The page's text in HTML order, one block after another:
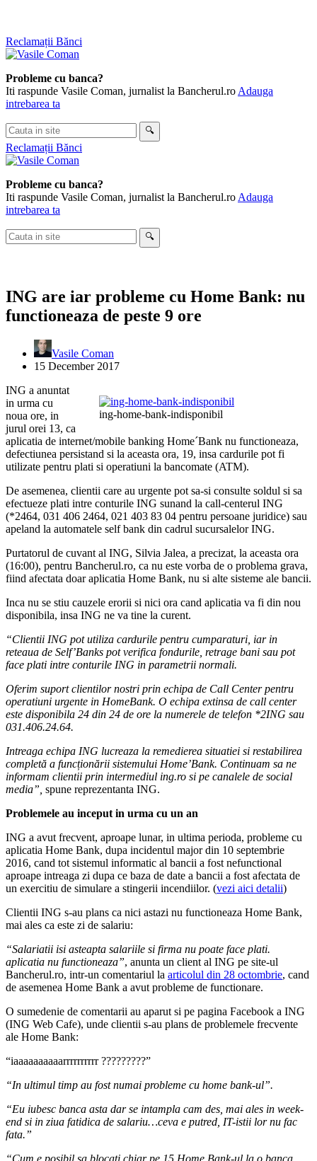
Skip
to
Reclamații Bănci
Probleme cu banca?
Iti raspunde Vasile Coman, jurnalist la Bancherul.ro Adauga
intrebarea ta
Cauta
in
site
🔍
Reclamații Bănci
Probleme cu banca?
Iti raspunde Vasile Coman, jurnalist la Bancherul.ro Adauga
intrebarea ta
Cauta
in
🔍
ING are iar probleme cu Home Bank: nu
functioneaza de peste 9 ore
Vasile Coman
15 December 2017
ing-home-bank-indisponibil
ING a anuntat
in urma cu
noua ore, in
jurul orei 13, ca
aplicatia de internet/mobile banking Home´Bank nu functioneaza,
defectiunea persistand si la aceasta ora, 19, insa cardurile pot fi
utilizate pentru plati si operatiuni la bancomate (ATM).
De asemenea, clientii care au urgente pot sa-si consulte soldul si sa
efectueze plati intre conturile ING sunand la call-centerul ING
(*2464, 031 406 2464, 021 403 83 04 pentru persoane juridice) sau
apeland la automatele self bank din cadrul sucursalelor ING.
Purtatorul de cuvant al ING, Silvia Jalea, a precizat, la aceasta ora
(16:00), pentru Bancherul.ro, ca nu este vorba de o problema grava,
fiind afectata doar aplicatia Home Bank, nu si alte sisteme ale bancii.
Inca nu se stiu cauzele erorii si nici ora cand aplicatia va fi din nou
disponibila, insa ING ne va tine la curent.
“Clientii ING pot utiliza cardurile pentru cumparaturi, iar in
reteaua de Self’Banks pot verifica fondurile, retrage bani sau pot
face plati intre conturile ING in parametrii normali.
Oferim suport clientilor nostri prin echipa de Call Center pentru
operatiuni urgente in HomeBank. O echipa extinsa de call center
este disponibila 24 din 24 de ore la numerele de telefon *2ING sau
031.406.24.64.
Intreaga echipa ING lucreaza la remedierea situatiei si restabilirea
completă a funcționării sistemului Home’Bank. Continuam sa ne
informam clientii prin intermediul ing.ro si pe canalele de social
media”, spune reprezentanta ING.
Problemele au inceput in urma cu un an
ING a avut frecvent, aproape lunar, in ultima perioda, probleme cu
aplicatia Home Bank, dupa incidentul major din 10 septembrie
2016, cand tot sistemul informatic al bancii a fost nefunctional
aproape intreaga zi dupa ce baza de date a bancii a fost afectata de
un exercitiu de simulare a stingerii incendiilor. (vezi aici detalii)
Clientii ING s-au plans ca nici astazi nu functioneaza Home Bank,
mai ales ca este zi de salariu:
“Salariatii isi asteapta salariile si firma nu poate face plati.
aplicatia nu functioneaza”, anunta un client al ING pe site-ul
Bancherul.ro, intr-un comentariul la articolul din 28 octombrie, cand
de asemenea Home Bank a avut probleme de functionare.
O sumedenie de comentarii au aparut si pe pagina Facebook a ING
(ING Web Cafe), unde clientii s-au plans de problemele frecvente
ale Home Bank:
“iaaaaaaaaaarrrrrrrrrr ?????????”
“In ultimul timp au fost numai probleme cu home bank-ul”.
“Eu iubesc banca asta dar se intampla cam des, mai ales in week-
end si in ziua fatidica de salariu…ceva e putred, IT-istii lor nu fac
fata.”
“Cum e posibil sa blocati chiar pe 15 Home Bank-ul la o banca